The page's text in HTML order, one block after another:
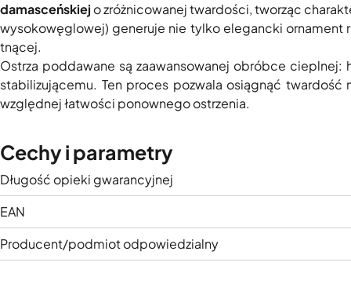
damasceńskiej o zróżnicowanej twardości, tworząc
wysokowęglowej) generuje nie tylko elegancki ornament
tnącej.
Ostrza poddawane są zaawansowanej obróbce
stabilizującemu. Ten proces pozwala osiągnąć twardość
względnej łatwości ponownego ostrzenia.
Cechy i parametry
Długość opieki gwarancyjnej
EAN
Producent/podmiot odpowiedzialny